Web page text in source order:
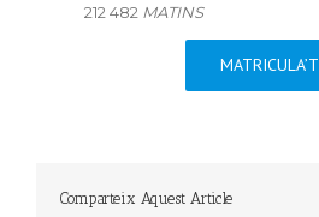
212 482 MATINS
MATRICULA’T
Comparteix Aquest Article